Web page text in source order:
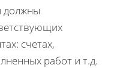
должны
счетах,
работ и т.д.